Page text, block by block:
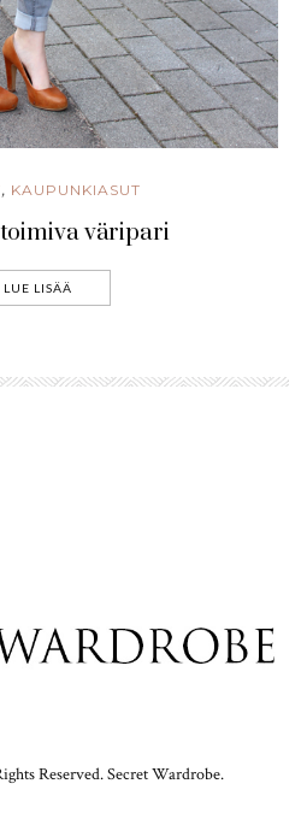
, KAUPUNKIASUT
väripari
LUE LISÄÄ
Reserved. Secret Wardrobe.